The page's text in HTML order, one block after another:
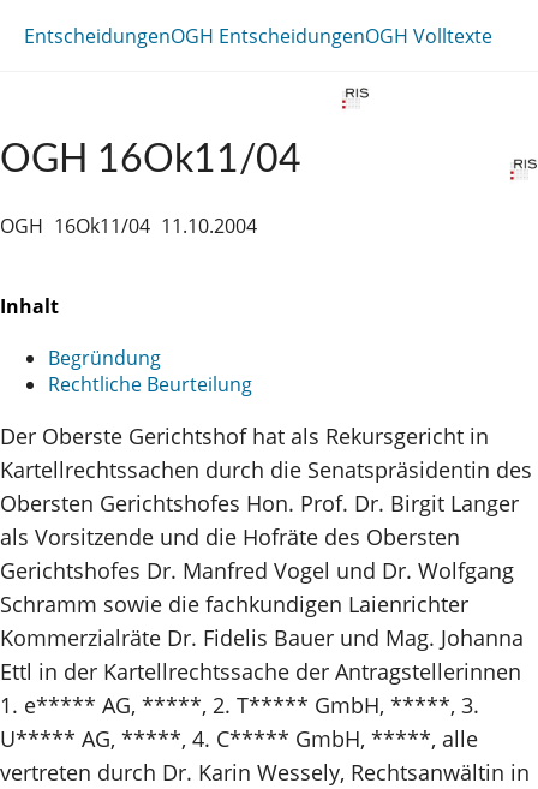
EntscheidungenOGH EntscheidungenOGH Volltexte
OGH 16Ok11/04
OGH 16Ok11/04 11.10.2004
Inhalt
Begründung
Rechtliche Beurteilung
Der Oberste Gerichtshof hat als Rekursgericht in
Kartellrechtssachen durch die Senatspräsidentin des
Obersten Gerichtshofes Hon. Prof. Dr. Birgit Langer
als Vorsitzende und die Hofräte des Obersten
Gerichtshofes Dr. Manfred Vogel und Dr. Wolfgang
Schramm sowie die fachkundigen Laienrichter
Kommerzialräte Dr. Fidelis Bauer und Mag. Johanna
Ettl in der Kartellrechtssache der Antragstellerinnen
1. e***** AG, *****, 2. T***** GmbH, *****, 3.
U***** AG, *****, 4. C***** GmbH, *****, alle
vertreten durch Dr. Karin Wessely, Rechtsanwältin in